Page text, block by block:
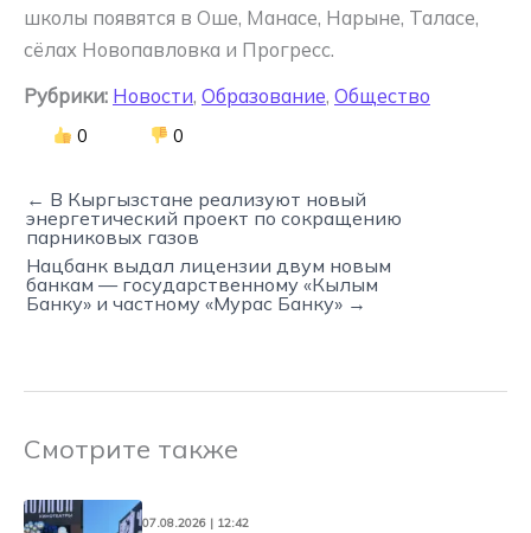
школы появятся в Оше, Манасе, Нарыне, Таласе,
сёлах Новопавловка и Прогресс.
Рубрики: Новости, Образование, Общество
0 0
← В Кыргызстане реализуют новый
энергетический проект по сокращению
парниковых газов
Нацбанк выдал лицензии двум новым
банкам — государственному «Кылым
Банку» и частному «Мурас Банку» →
Смотрите также
07.08.2026 | 12:42